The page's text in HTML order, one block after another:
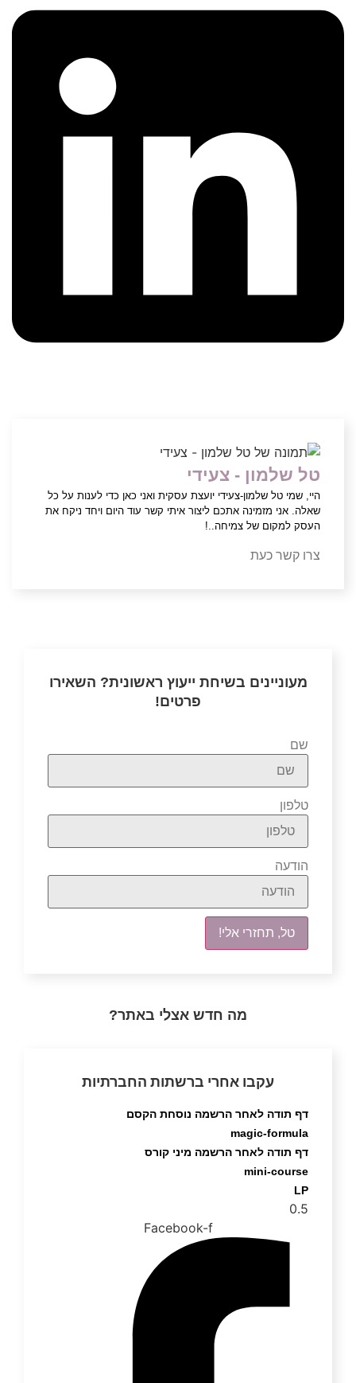
טל שלמון - צעידי
היי, שמי טל שלמון-צעידי יועצת עסקית ואני כאן כדי לענות על כל
שאלה. אני מזמינה אתכם ליצור איתי קשר עוד היום ויחד ניקח את
העסק למקום של צמיחה..!
צרו קשר כעת
מעוניינים בשיחת ייעוץ ראשונית? השאירו
פרטים!
שם
טלפון
הודעה
טל, תחזרי אלי!
מה חדש אצלי באתר?
עקבו אחרי ברשתות החברתיות
דף תודה לאחר הרשמה נוסחת הקסם
magic-formula
דף תודה לאחר הרשמה מיני קורס
mini-course
LP
Facebook-f